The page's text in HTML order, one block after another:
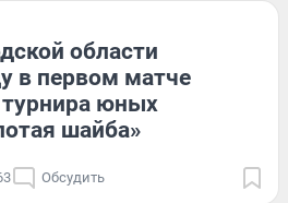
области
в первом матче
турнира юных
шайба»
Обсудить